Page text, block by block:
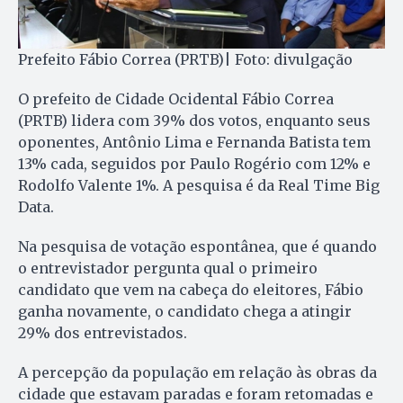
Prefeito Fábio Correa (PRTB)| Foto: divulgação
O prefeito de Cidade Ocidental Fábio Correa
(PRTB) lidera com 39% dos votos, enquanto seus
oponentes, Antônio Lima e Fernanda Batista tem
13% cada, seguidos por Paulo Rogério com 12% e
Rodolfo Valente 1%. A pesquisa é da Real Time Big
Data.
Na pesquisa de votação espontânea, que é quando
o entrevistador pergunta qual o primeiro
candidato que vem na cabeça do eleitores, Fábio
ganha novamente, o candidato chega a atingir
29% dos entrevistados.
A percepção da população em relação às obras da
cidade que estavam paradas e foram retomadas e